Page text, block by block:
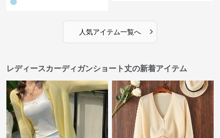
人気アイテム一覧へ ›
レディースカーディガンショート丈の新着アイテム